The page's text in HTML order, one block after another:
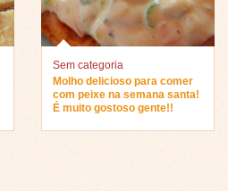
Sem categoria
Molho delicioso para comer
com peixe na semana santa!
É muito gostoso gente!!